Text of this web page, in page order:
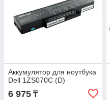
Аккумулятор для ноутбука
Dell 1ZS070C (D)
6 975 ₸